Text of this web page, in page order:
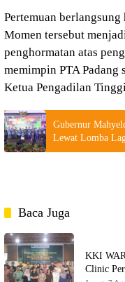
Pertemuan
Momen tersebut
penghormatan atas
memimpin PTA Padang
Ketua Pengadilan
Gubernur
Lewat Lomba
Baca Juga
KKI
Clinic